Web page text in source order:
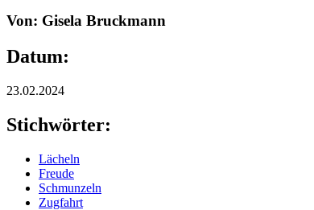
Von: Gisela Bruckmann
Datum:
23.02.2024
Stichwörter:
Lächeln
Freude
Schmunzeln
Zugfahrt